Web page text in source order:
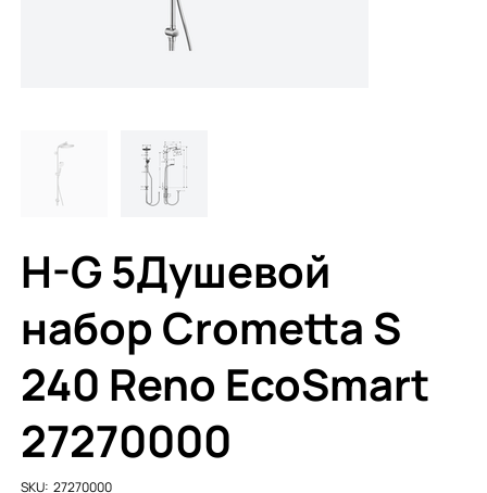
H-G 5Душевой
набор Crometta S
240 Reno EcoSmart
27270000
SKU: SKU
27270000